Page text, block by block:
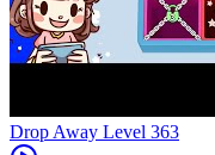
Level 363